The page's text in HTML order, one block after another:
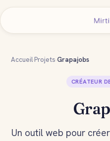
Accueil Projets Grapajobs
CRÉATEUR
Un outil web pour